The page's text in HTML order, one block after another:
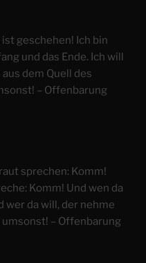
ist geschehen! Ich bin
und das Ende. Ich will
dem Quell des
– Offenbarung
sprechen: Komm!
Komm! Und wen da
wer da will, der nehme
– Offenbarung